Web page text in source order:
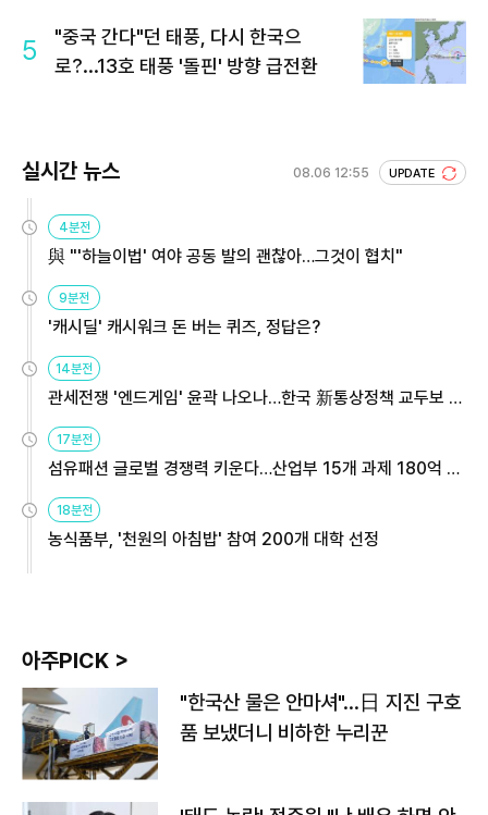
5
"중국 간다"던 태풍, 다시 한국으
로?...13호 태풍 '돌핀' 방향 급전환
실시간 뉴스 08.06 12:55 UPDATE
4분전
與 "'하늘이법' 여야 공동 발의 괜찮아…그것이 협치"
9분전
'캐시딜' 캐시워크 돈 버는 퀴즈, 정답은?
14분전
관세전쟁 '엔드게임' 윤곽 나오나…한국 新통상정책 교두보 활
17분전
섬유패션 글로벌 경쟁력 키운다…산업부 15개 과제 180억 지
18분전
농식품부, '천원의 아침밥' 참여 200개 대학 선정
아주PICK >
"한국산 물은 안마셔"…日 지진 구호
품 보냈더니 비하한 누리꾼